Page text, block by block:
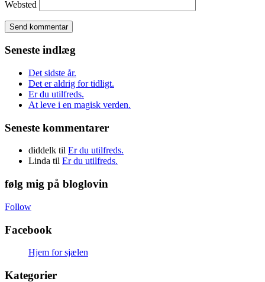
Websted
Seneste indlæg
Det sidste år.
Det er aldrig for tidligt.
Er du utilfreds.
At leve i en magisk verden.
Seneste kommentarer
diddelk til Er du utilfreds.
Linda til Er du utilfreds.
følg mig på bloglovin
Follow
Facebook
Hjem for sjælen
Kategorier